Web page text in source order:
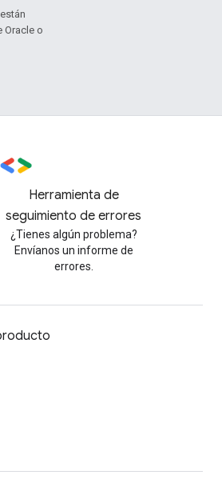
Oracle o
Herramienta de
seguimiento de errores
¿Tienes algún problema?
Envíanos un informe de
errores.